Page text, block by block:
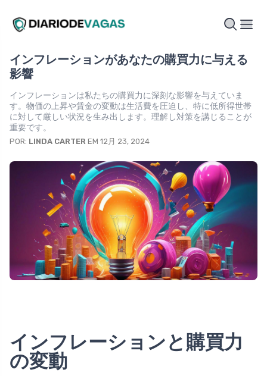
インフレーションがあなたの購買力に与える
影響
インフレーションは私たちの購買力に深刻な影響を与えていま
す。物価の上昇や賃金の変動は生活費を圧迫し、特に低所得世帯
に対して厳しい状況を生み出します。理解し対策を講じることが
重要です。
POR: LINDA CARTER EM 12月 23, 2024
インフレーションと購買力
の変動